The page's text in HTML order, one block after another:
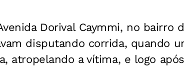
Dorival Caymmi, no bairro
disputando corrida, quando
atropelando a vítima, e logo